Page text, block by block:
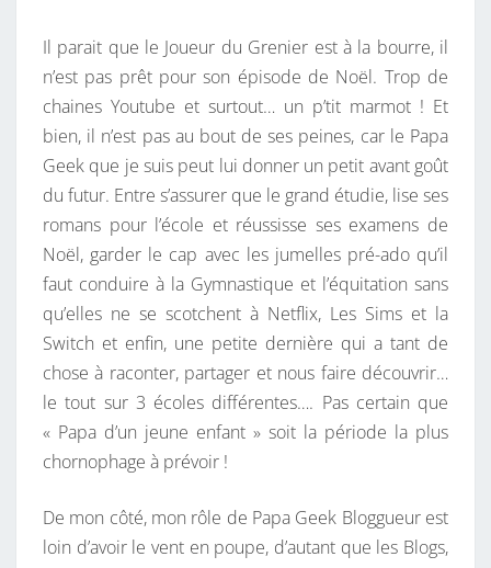
D
P
O
U
R
U
N
H
A
P
P
Y
G
M
A
A
I
R
E
Il parait que le Joueur du Grenier est à la bourre, il
n’est pas prêt pour son épisode de Noël. Trop de
chaines Youtube et surtout… un p’tit marmot ! Et
bien, il n’est pas au bout de ses peines, car le Papa
Geek que je suis peut lui donner un petit avant goût
du futur. Entre s’assurer que le grand étudie, lise ses
romans pour l’école et réussisse ses examens de
Noël, garder le cap avec les jumelles pré-ado qu’il
faut conduire à la Gymnastique et l’équitation sans
qu’elles ne se scotchent à Netflix, Les Sims et la
Switch et enfin, une petite dernière qui a tant de
chose à raconter, partager et nous faire découvrir…
le tout sur 3 écoles différentes…. Pas certain que
« Papa d’un jeune enfant » soit la période la plus
chornophage à prévoir !
De mon côté, mon rôle de Papa Geek Bloggueur est
loin d’avoir le vent en poupe, d’autant que les Blogs,